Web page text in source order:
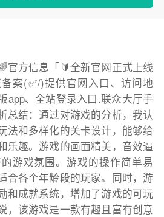
官方信息「🔰全新官网正式上线
案(✅/)提供官网入口、访问地
app、全站登录入口.联众大厅手
总结：通过对游戏的分析，我认
法和多样化的关卡设计，能够给
乐趣。游戏的画面精美，音效逼
游戏氛围。游戏的操作简单易
合各个年龄段的玩家。同时，游
和成就系统，增加了游戏的可玩
，该游戏是一款有趣且富有创意